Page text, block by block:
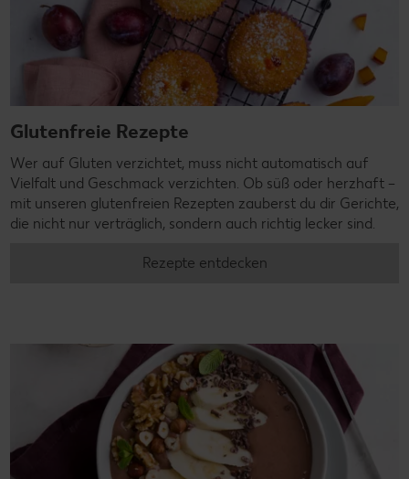
Glutenfreie Rezepte
Wer auf Gluten verzichtet, muss nicht automatisch auf
Vielfalt und Geschmack verzichten. Ob süß oder herzhaft –
mit unseren glutenfreien Rezepten zauberst du dir Gerichte,
die nicht nur verträglich, sondern auch richtig lecker sind.
Rezepte entdecken